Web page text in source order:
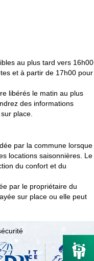
au plus tard vers 16h00
et à partir de 17h00 pour
libérés le matin au plus
des informations
place.
par la commune lorsque
locations saisonnières. Le
du confort et du
par le propriétaire du
sur place ou elle peut